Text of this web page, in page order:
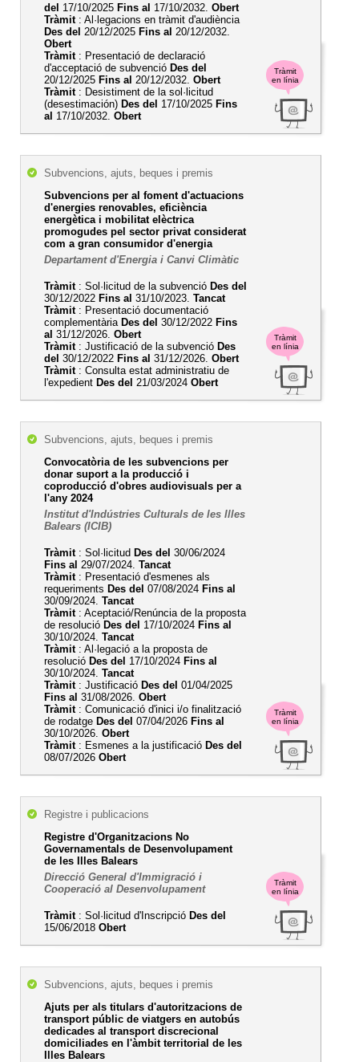
Tràmit
en línia
del 17/10/2025 Fins al 17/10/2032. Obert
Tràmit: Al·legacions en tràmit d'audiència
Des del 20/12/2025 Fins al 20/12/2032.
Obert
Tràmit: Presentació de declaració
d'acceptació de subvenció Des del
20/12/2025 Fins al 20/12/2032. Obert
Tràmit: Desistiment de la sol·licitud
(desestimación) Des del 17/10/2025 Fins
al 17/10/2032. Obert
Tràmit
en línia
Subvencions, ajuts, beques i premis
Subvencions per al foment d'actuacions
d'energies renovables, eficiència
energètica i mobilitat elèctrica
promogudes pel sector privat considerat
com a gran consumidor d'energia
Departament d'Energia i Canvi Climàtic
Tràmit: Sol·licitud de la subvenció Des del
30/12/2022 Fins al 31/10/2023. Tancat
Tràmit: Presentació documentació
complementària Des del 30/12/2022 Fins
al 31/12/2026. Obert
Tràmit: Justificació de la subvenció Des
del 30/12/2022 Fins al 31/12/2026. Obert
Tràmit: Consulta estat administratiu de
l'expedient Des del 21/03/2024 Obert
Tràmit
en línia
Subvencions, ajuts, beques i premis
Convocatòria de les subvencions per
donar suport a la producció i
coproducció d'obres audiovisuals per a
l'any 2024
Institut d'Indústries Culturals de les Illes
Balears (ICIB)
Tràmit: Sol·licitud Des del 30/06/2024
Fins al 29/07/2024. Tancat
Tràmit: Presentació d'esmenes als
requeriments Des del 07/08/2024 Fins al
30/09/2024. Tancat
Tràmit: Aceptació/Renúncia de la proposta
de resolució Des del 17/10/2024 Fins al
30/10/2024. Tancat
Tràmit: Al·legació a la proposta de
resolució Des del 17/10/2024 Fins al
30/10/2024. Tancat
Tràmit: Justificació Des del 01/04/2025
Fins al 31/08/2026. Obert
Tràmit: Comunicació d'inici i/o finalització
de rodatge Des del 07/04/2026 Fins al
30/10/2026. Obert
Tràmit: Esmenes a la justificació Des del
08/07/2026 Obert
Tràmit
en línia
Registre i publicacions
Registre d'Organitzacions No
Governamentals de Desenvolupament
de les Illes Balears
Direcció General d'Immigració i
Cooperació al Desenvolupament
Tràmit: Sol·licitud d'Inscripció Des del
15/06/2018 Obert
Subvencions, ajuts, beques i premis
Ajuts per als titulars d'autoritzacions de
transport públic de viatgers en autobús
dedicades al transport discrecional
domiciliades en l'àmbit territorial de les
Illes Balears